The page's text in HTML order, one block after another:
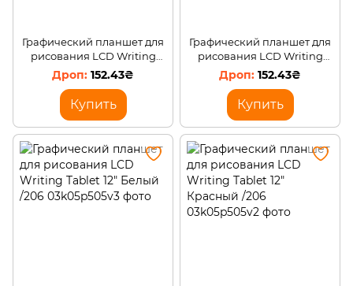
Графический планшет для
рисования LCD Writing
Tablet 12" Розовый /206
152.43₴
Купить
Графический планшет для
рисования LCD Writing
Tablet 12" Зеленый /206
152.43₴
Купить